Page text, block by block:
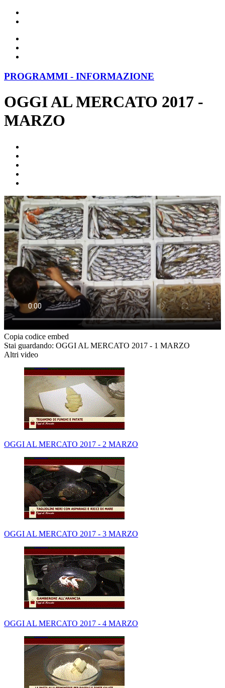
PROGRAMMI - INFORMAZIONE
OGGI AL MERCATO 2017 -
MARZO
Copia codice embed
Stai guardando: OGGI AL MERCATO 2017 - 1 MARZO
Altri video
OGGI AL MERCATO 2017 - 2 MARZO
OGGI AL MERCATO 2017 - 3 MARZO
OGGI AL MERCATO 2017 - 4 MARZO